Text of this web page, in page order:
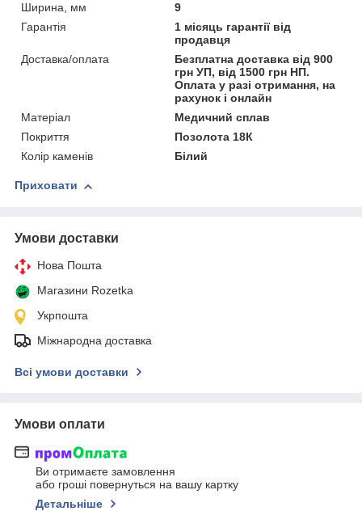
Ширина, мм
9
Гарантія
1 місяць гарантії від
продавця
Доставка/оплата
Безплатна доставка від 900
грн УП, від 1500 грн НП.
Оплата у разі отримання, на
рахунок і онлайн
Матеріал
Медичний сплав
Покриття
Позолота 18К
Колір каменів
Білий
Приховати
Умови доставки
Нова Пошта
Магазини Rozetka
Укрпошта
Міжнародна доставка
Всі умови доставки
Умови оплати
Ви отримаєте замовлення
або гроші повернуться на вашу картку
Детальніше